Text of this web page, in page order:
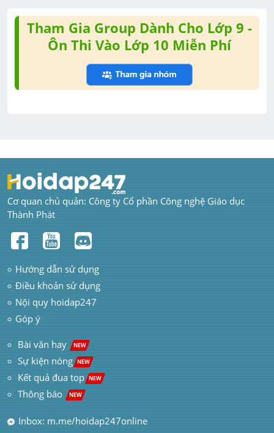
Tham Gia Group Dành Cho Lớp 9 -
Ôn Thi Vào Lớp 10 Miễn Phí
Cơ quan chủ quản: Công ty Cổ phần Công nghệ Giáo dục
Thành Phát
Hướng dẫn sử dụng
Điều khoản sử dụng
Nội quy hoidap247
Góp ý
Bài văn hay NEW
Sự kiện nóng NEW
Kết quả đua top NEW
Thông báo NEW
Inbox: m.me/hoidap247online